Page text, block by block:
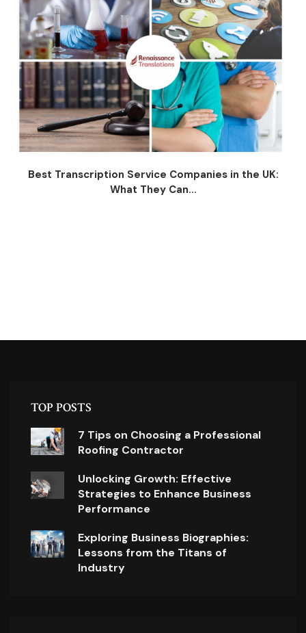
Best Transcription Service Companies in the UK:
What They Can...
TOP POSTS
7 Tips on Choosing a Professional
Roofing Contractor
Unlocking Growth: Effective
Strategies to Enhance Business
Performance
Exploring Business Biographies:
Lessons from the Titans of
Industry